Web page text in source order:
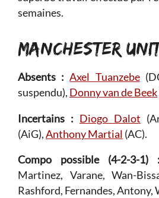
semaines.
MANCHESTER
Absents : Axel Tuanzebe
suspendu), Donny van de Beek
Incertains : Diogo Dalot
(AiG),Anthony Martial (AC).
Compo possible (4-2-3-1) :
Martinez, Varane, Wan-
Rashford, Fernandes, Antony,